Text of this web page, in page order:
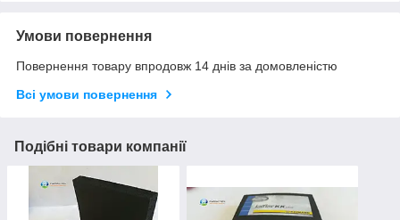
Умови повернення
Повернення товару впродовж 14 днів за домовленістю
Всі умови повернення
Подібні товари компанії